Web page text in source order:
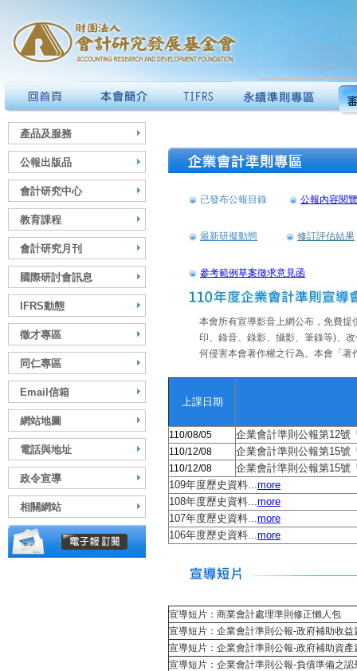
產品及服務
公報出版品
會計研究中心
教育課程
會計研究月刊
國際研討會訊息
IFRS動態
徵才專區
同仁專區
Email信箱
網站地圖
電話與地址
政令宣導
相關網站
已發布公報目錄 公報內容閱覽
最新研擬動態 修訂評估結果
參考範例草案徵求意見函
本會所有宣導影音上網公布，免費
印、錄音、錄影、攝影、筆錄等)、
何侵害本會著作權之行為。本會「
上課日期
110/08/05 企業會計準則公報第12號
110/12/08 企業會計準則公報第15號
110/12/08
企業會計準則公報第15號
109年度歷史資料...more
108年度歷史資料...more
107年度歷史資料...more
106年度歷史資料...more
宣導短片：商業會計處理準則修正懶人包
宣導短片：企業會計準則公報-政府補助收益
宣導短片：企業會計準則公報-政府補助資產
宣導短片：企業會計準則公報-負債準備之認